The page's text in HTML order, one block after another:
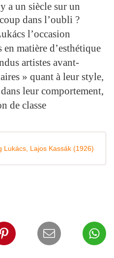
a un siècle sur un
dans l’oubli ?
l’occasion
matière d’esthétique
artistes avant-
» quant à leur style,
leur comportement,
de classe
Lukács, Lajos Kassák (1926)